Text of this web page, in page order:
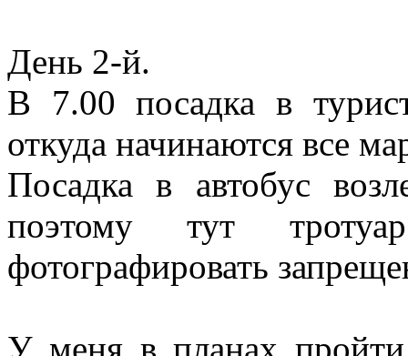
День 2-й.
В 7.00 посадка в
откуда начинаются все
Посадка в автобус
поэтому тут
фотографировать
У меня в планах